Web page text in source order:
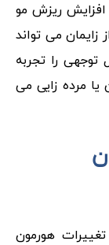
ریزش مو
می تواند
توجهی را تجربه
یا مرده زایی می
هورمون